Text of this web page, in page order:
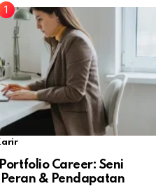
Career: Seni
& Pendapatan